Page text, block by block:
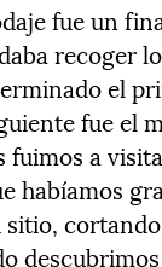
fue un
recoger
el
fue el
a
habíamos